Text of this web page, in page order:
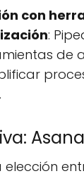
con
:
de
elección